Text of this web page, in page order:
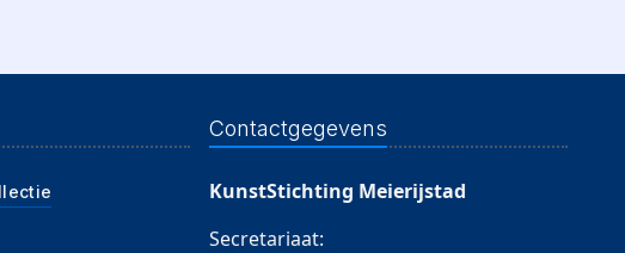
Contactgegevens
KunstStichting Meierijstad
Secretariaat: